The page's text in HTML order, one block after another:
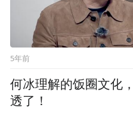
5年前
何冰理解的饭圈文化
透了！